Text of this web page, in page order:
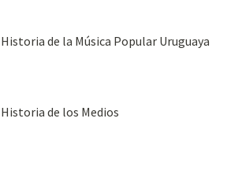
Historia de la Música Popular Uruguaya
Historia de los Medios